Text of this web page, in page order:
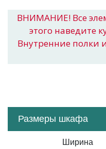
ВНИМАНИЕ! Все
этого наведите
Внутренние полки
Размеры шкафа
Ширина